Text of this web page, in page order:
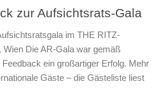
zur Aufsichtsrats-Gala
im THE RITZ-
Wien Die AR-Gala war gemäß
Feedback ein großartiger Erfolg. Mehr
Gäste – die Gästeliste liest